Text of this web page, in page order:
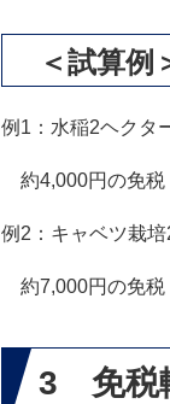
＜試算例
例1：水稲2ヘクタ
約4,000円の免税
例2：キャベツ栽
約7,000円の免税
3 免税